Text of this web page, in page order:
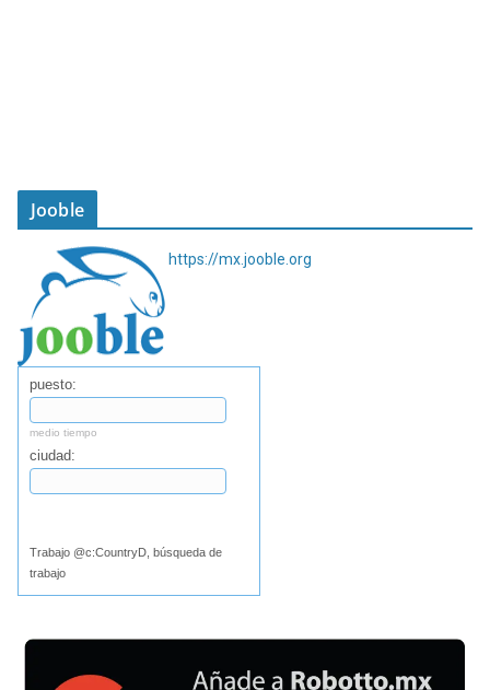
Jooble
https://mx.jooble.org
puesto:
medio tiempo
ciudad:
Trabajo @c:CountryD, búsqueda de
trabajo